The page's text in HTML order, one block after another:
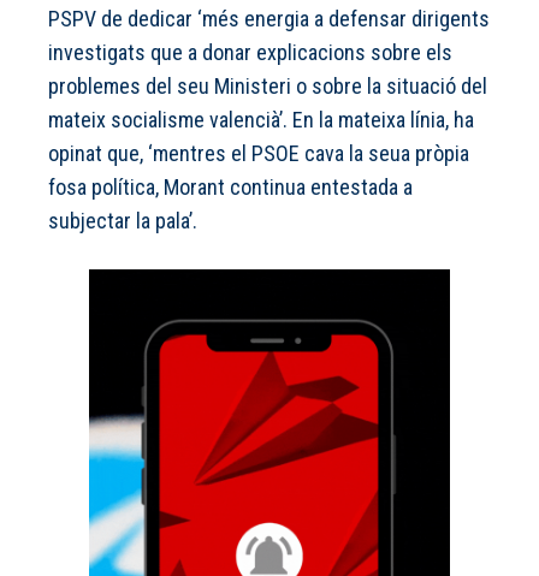
PSPV de dedicar ‘més energia a defensar dirigents
investigats que a donar explicacions sobre els
problemes del seu Ministeri o sobre la situació del
mateix socialisme valencià’. En la mateixa línia, ha
opinat que, ‘mentres el PSOE cava la seua pròpia
fosa política, Morant continua entestada a
subjectar la pala’.